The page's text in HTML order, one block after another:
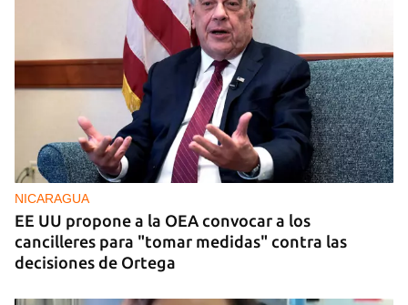
NICARAGUA
EE UU propone a la OEA convocar a los
cancilleres para "tomar medidas" contra las
decisiones de Ortega